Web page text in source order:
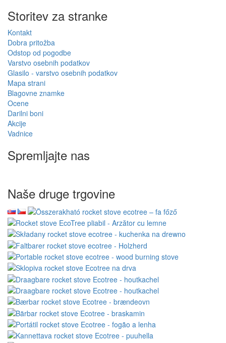
Storitev za stranke
Kontakt
Dobra pritožba
Odstop od pogodbe
Varstvo osebnih podatkov
Glasilo - varstvo osebnih podatkov
Mapa strani
Blagovne znamke
Ocene
Darilni boni
Akcije
Vadnice
Spremljajte nas
Naše druge trgovine